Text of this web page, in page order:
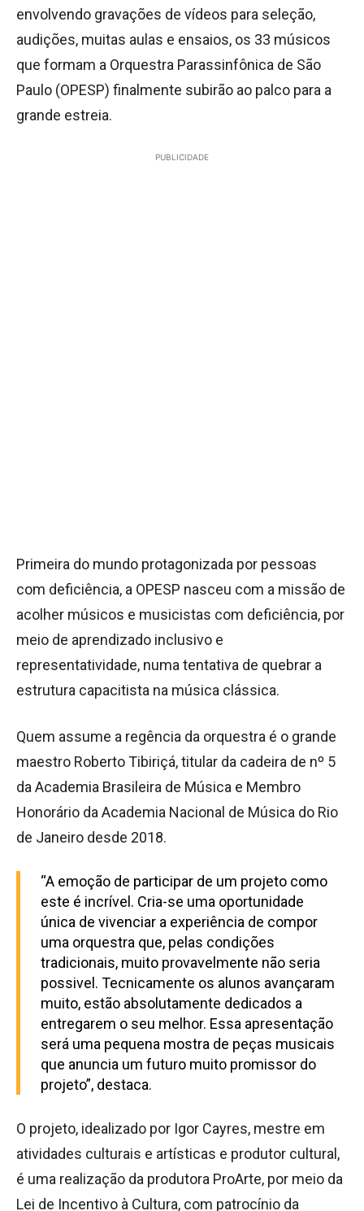
envolvendo gravações de vídeos para seleção,
audições, muitas aulas e ensaios, os 33 músicos
que formam a Orquestra Parassinfônica de São
Paulo (OPESP) finalmente subirão ao palco para a
grande estreia.
PUBLICIDADE
Primeira do mundo protagonizada por pessoas
com deficiência, a OPESP nasceu com a missão de
acolher músicos e musicistas com deficiência, por
meio de aprendizado inclusivo e
representatividade, numa tentativa de quebrar a
estrutura capacitista na música clássica.
Quem assume a regência da orquestra é o grande
maestro Roberto Tibiriçá, titular da cadeira de nº 5
da Academia Brasileira de Música e Membro
Honorário da Academia Nacional de Música do Rio
de Janeiro desde 2018.
“A emoção de participar de um projeto como
este é incrível. Cria-se uma oportunidade
única de vivenciar a experiência de compor
uma orquestra que, pelas condições
tradicionais, muito provavelmente não seria
possivel. Tecnicamente os alunos avançaram
muito, estão absolutamente dedicados a
entregarem o seu melhor. Essa apresentação
será uma pequena mostra de peças musicais
que anuncia um futuro muito promissor do
projeto”, destaca.
O projeto, idealizado por Igor Cayres, mestre em
atividades culturais e artísticas e produtor cultural,
é uma realização da produtora ProArte, por meio da
Lei de Incentivo à Cultura, com patrocínio da